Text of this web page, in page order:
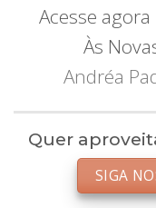
Acesse
Às
Andréa
Quer
SIGA